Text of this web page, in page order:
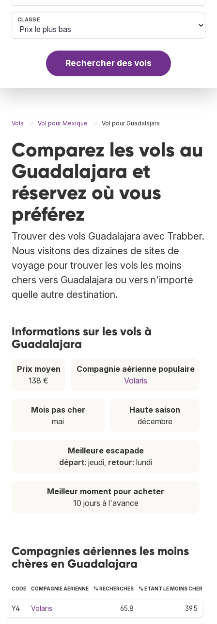
CLASSE
Rechercher des vols
Vols Vol pour Mexique Vol pour Guadalajara
Comparez les vols au
Guadalajara et
réservez où vous
préférez
Trouver des vols Guadalajara avec Trabber.
Nous visitons des dizaines de sites de
voyage pour trouver les vols les moins
chers vers Guadalajara ou vers n'importe
quelle autre destination.
Informations sur les vols à
Guadalajara
Prix moyen
138 €
Compagnie aérienne populaire
Volaris
Mois pas cher
mai
Haute saison
décembre
Meilleure escapade
départ: jeudi, retour: lundi
Meilleur moment pour acheter
10 jours à l'avance
Compagnies aériennes les moins
chères en Guadalajara
CODE COMPAGNIE AÉRIENNE % RECHERCHES % ÉTANT LE MOINS CHER
Y4 Volaris 65.8 39.5